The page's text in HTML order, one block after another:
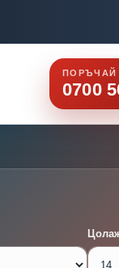
ПОРЪЧАЙ
0700